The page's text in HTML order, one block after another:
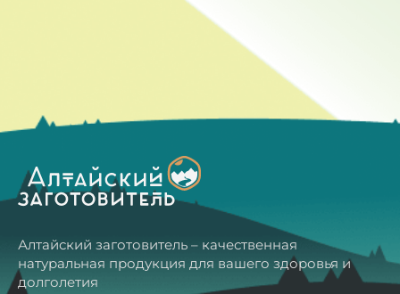
Алтайский заготовитель – качественная
натуральная продукция для вашего здоровья и
долголетия